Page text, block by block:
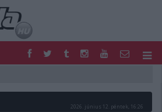
MOTOR
2026. június 12. péntek, 16:26